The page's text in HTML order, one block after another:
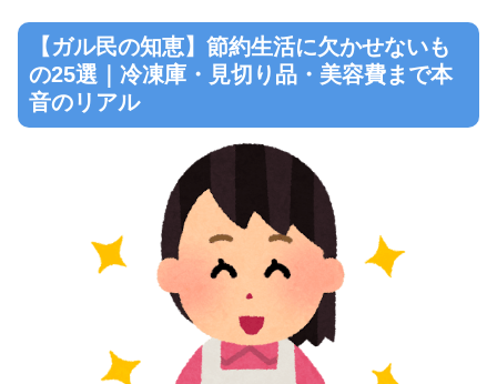
【ガル民の知恵】節約生活に欠かせないも
の25選｜冷凍庫・見切り品・美容費まで本
音のリアル